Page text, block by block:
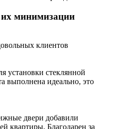
их минимизации
клиентов
установки стеклянной
выполнена идеально, это
двери добавили
квартиры. Благодарен за